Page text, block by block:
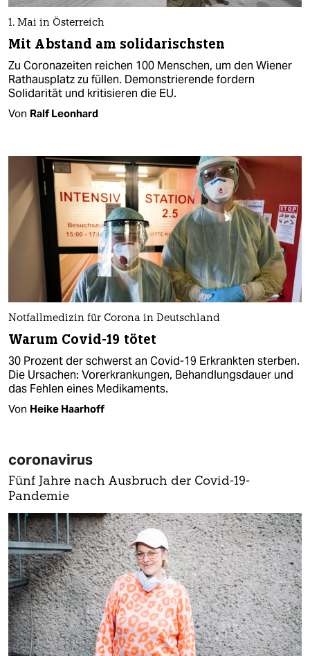
1. Mai in Österreich
Mit Abstand am solidarischsten
Zu Coronazeiten reichen 100 Menschen, um den Wiener
Rathausplatz zu füllen. Demonstrierende fordern
Solidarität und kritisieren die EU.
Von Ralf Leonhard
Notfallmedizin für Corona in Deutschland
Warum Covid-19 tötet
30 Prozent der schwerst an Covid-19 Erkrankten sterben.
Die Ursachen: Vorerkrankungen, Behandlungsdauer und
das Fehlen eines Medikaments.
Von Heike Haarhoff
coronavirus
Fünf Jahre nach Ausbruch der Covid-19-
Pandemie